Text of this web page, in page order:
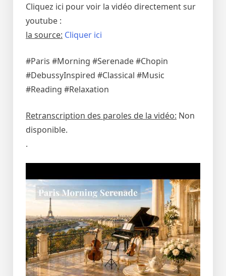
Cliquez ici pour voir la vidéo directement sur
youtube :
la source: Cliquer ici
#Paris #Morning #Serenade #Chopin
#DebussyInspired #Classical #Music
#Reading #Relaxation
Retranscription des paroles de la vidéo: Non
disponible.
.